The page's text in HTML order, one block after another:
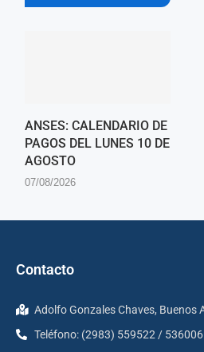
ANSES: CALENDARIO DE
PAGOS DEL LUNES 10 DE
AGOSTO
07/08/2026
Contacto
Adolfo Gonzales Chaves, Buenos
Teléfono: (2983) 559522 / 536006